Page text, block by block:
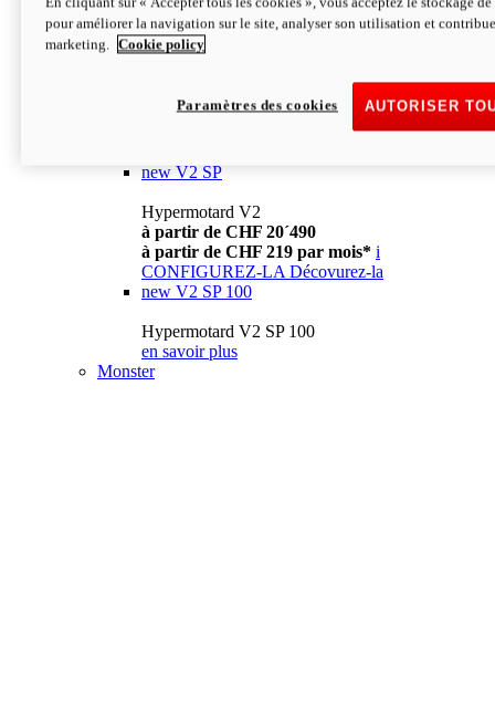
à partir de CHF 13´990 i
CONFIGUREZ-LA Décovurez-la
newV2
à partir de CHF 15´990
à partir de CHF 169 par mois* i
new V2 SP
Hypermotard V2
à partir de CHF 20´490
à partir de CHF 219 par mois* i
CONFIGUREZ-LA Décovurez-la
new V2 SP 100
Hypermotard V2 SP 100
en savoir plus
Monster
pour améliorer la navigation sur le site, analyser son utilisation et
marketing.
Cookie policy
AUTORISER
Paramètres des cookies